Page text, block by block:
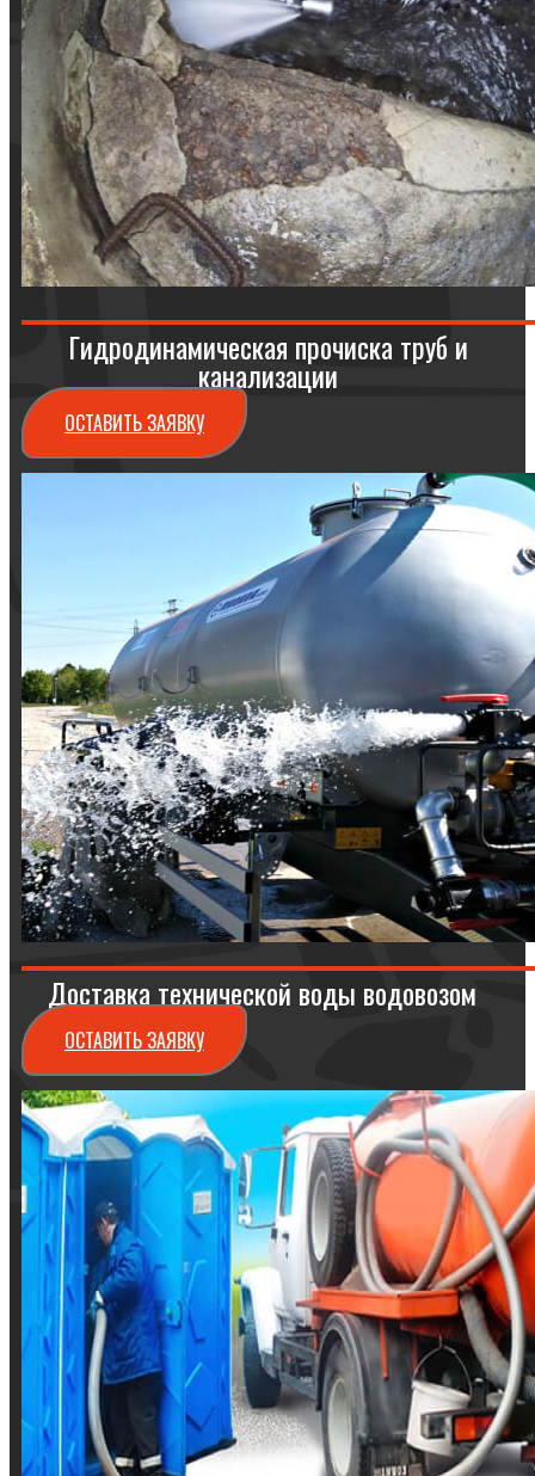
Гидродинамическая прочиска труб и
канализации
ОСТАВИТЬ ЗАЯВКУ
Доставка технической воды водовозом
ОСТАВИТЬ ЗАЯВКУ